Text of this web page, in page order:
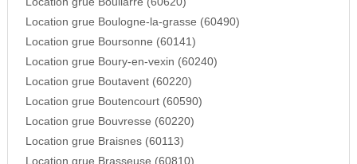
Location grue Boulogne-la-grasse (60490)
Location grue Boursonne (60141)
Location grue Boury-en-vexin (60240)
Location grue Boutavent (60220)
Location grue Boutencourt (60590)
Location grue Bouvresse (60220)
Location grue Braisnes (60113)
Location grue Brasseuse (60810)